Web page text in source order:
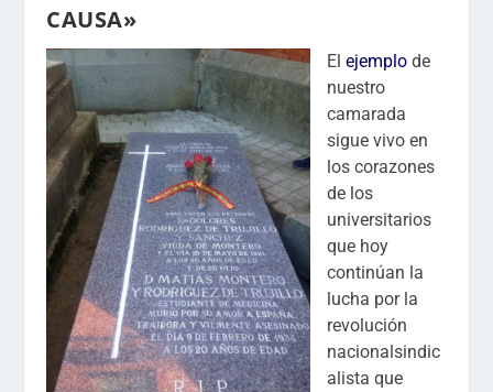
CAUSA»
Elejemplo de
nuestro
camarada
sigue vivo en
los corazones
de los
universitarios
que hoy
continúan la
lucha por la
revolución
nacionalsindic
alista que